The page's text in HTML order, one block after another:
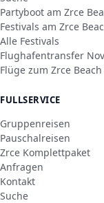
Partyboot am Zrce
Festivals am Zrce
Alle Festivals
Flughafentransfer
Flüge zum Zrce Beach
FULLSERVICE
Gruppenreisen
Pauschalreisen
Zrce Komplettpaket
Anfragen
Kontakt
Suche